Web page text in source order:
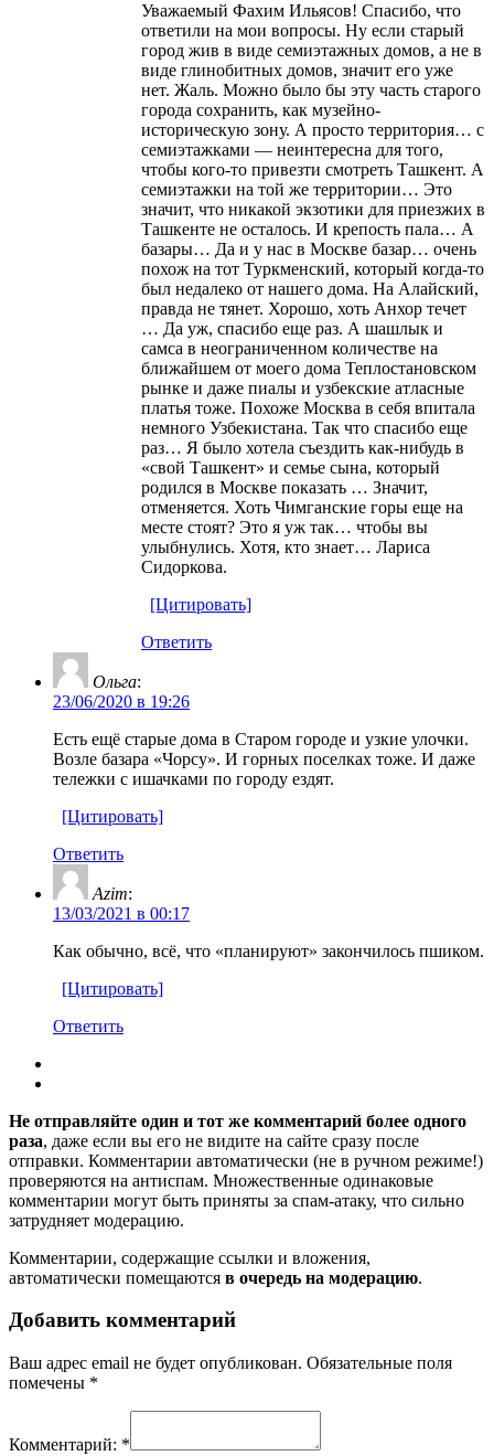
Уважаемый Фахим Ильясов! Спасибо, что
ответили на мои вопросы. Ну если старый
город жив в виде семиэтажных домов, а не в
виде глинобитных домов, значит его уже
нет. Жаль. Можно было бы эту часть старого
города сохранить, как музейно-
историческую зону. А просто территория… с
семиэтажками — неинтересна для того,
чтобы кого-то привезти смотреть Ташкент. А
семиэтажки на той же территории… Это
значит, что никакой экзотики для приезжих в
Ташкенте не осталось. И крепость пала… А
базары… Да и у нас в Москве базар… очень
похож на тот Туркменский, который когда-то
был недалеко от нашего дома. На Алайский,
правда не тянет. Хорошо, хоть Анхор течет
… Да уж, спасибо еще раз. А шашлык и
самса в неограниченном количестве на
ближайшем от моего дома Теплостановском
рынке и даже пиалы и узбекские атласные
платья тоже. Похоже Москва в себя впитала
немного Узбекистана. Так что спасибо еще
раз… Я было хотела съездить как-нибудь в
«свой Ташкент» и семье сына, который
родился в Москве показать … Значит,
отменяется. Хоть Чимганские горы еще на
месте стоят? Это я уж так… чтобы вы
улыбнулись. Хотя, кто знает… Лариса
Сидоркова.
[Цитировать]
Ответить
Ольга:
23/06/2020 в 19:26
Есть ещё старые дома в Старом городе и узкие улочки.
Возле базара «Чорсу». И горных поселках тоже. И даже
тележки с ишачками по городу ездят.
[Цитировать]
Ответить
Azim:
13/03/2021 в 00:17
Как обычно, всё, что «планируют» закончилось пшиком.
[Цитировать]
Ответить
Не отправляйте один и тот же комментарий более одного
раза, даже если вы его не видите на сайте сразу после
отправки. Комментарии автоматически (не в ручном режиме!)
проверяются на антиспам. Множественные одинаковые
комментарии могут быть приняты за спам-атаку, что сильно
затрудняет модерацию.
Комментарии, содержащие ссылки и вложения,
автоматически помещаются в очередь на модерацию.
Добавить комментарий
Ваш адрес email не будет опубликован. Обязательные поля
помечены *
Комментарий: *